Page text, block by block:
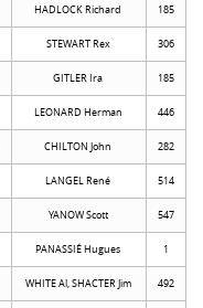
HADLOCK Richard 185
STEWART Rex 306
GITLER Ira 185
LEONARD Herman 446
CHILTON John 282
LANGEL René 514
YANOW Scott 547
PANASSIÉ Hugues 1
WHITE Al, SHACTER Jim 492